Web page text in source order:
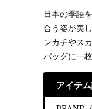
日本の季語
合う姿が美
ンカチやス
バッグに一
アイテ